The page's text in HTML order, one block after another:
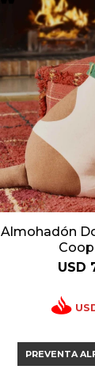
Almohadón
USD
PREVENTA